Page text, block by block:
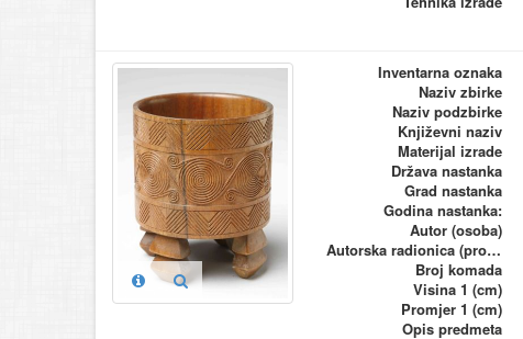
Inventarna oznaka
Naziv zbirke
Naziv podzbirke
Književni naziv
Materijal izrade
Država nastanka
Grad nastanka
Godina nastanka:
Autor (osoba)
Autorska radionica (proizvođač)
Broj komada
Visina 1 (cm)
Promjer 1 (cm)
Opis predmeta